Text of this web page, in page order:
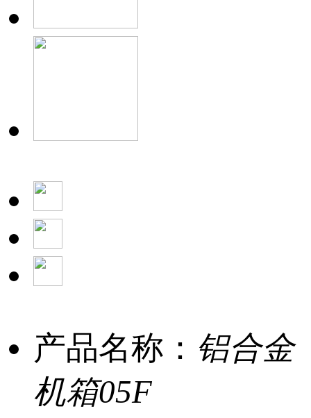
产品名称： 铝合金
机箱05F